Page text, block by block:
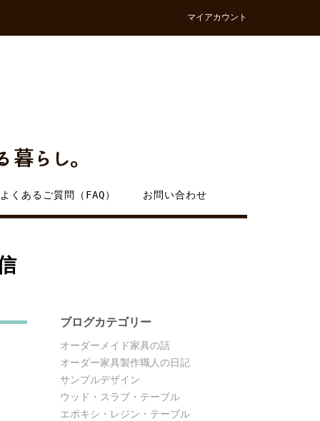
マイアカウント
よくあるご質問（FAQ） お問い合わせ
ブログカテゴリー
オーダーメイド家具の話
オーダー家具製作職人の日記
サンプルデザイン
ウッド・スラブ・テーブル
エポキシ・レジン・テーブル